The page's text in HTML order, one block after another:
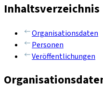
Inhaltsverzeichnis
Organisationsdaten
Personen
Veröffentlichungen